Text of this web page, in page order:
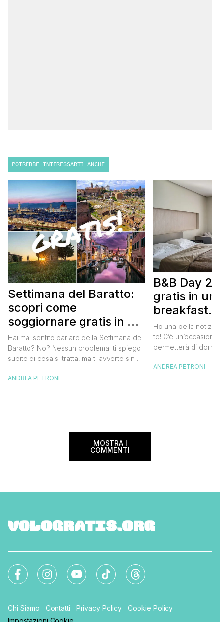
POTREBBE INTERESSARTI ANCHE
Settimana del Baratto:
scopri come
soggiornare gratis in un
bed and breakfast
Hai mai sentito parlare della Settimana del
Baratto? No? Nessun problema, ti spiego
subito di cosa si tratta, ma ti avverto sin da
tantissimo perché ti permetterà di
ANDREA PETRONI
B&B Day
gratis in un
breakfast.
gratis
Ho una bella
te! C’è
permetterà di
meravigliosi del
ANDREA PETRONI
MOSTRA I
COMMENTI
Chi Siamo Contatti Privacy Policy
Cookie Policy
Impostazioni Cookie